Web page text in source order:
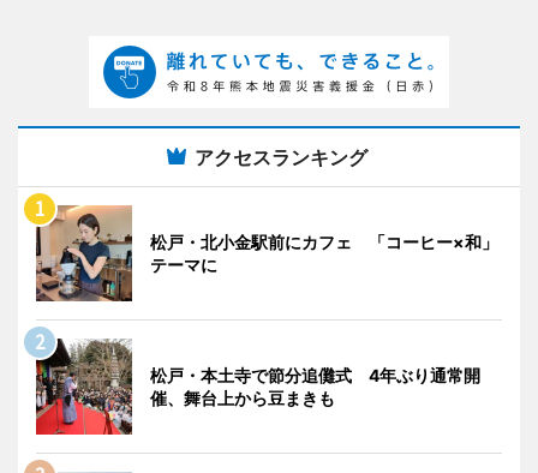
アクセスランキング
松戸・北小金駅前にカフェ 「コーヒー×和」
テーマに
松戸・本土寺で節分追儺式 4年ぶり通常開
催、舞台上から豆まきも